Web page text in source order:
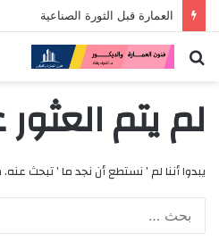
العمارة قبل الثورة الصناعية
بحث
لم يتم
يبدوا أننا لم ’ نستطع أن نجد ما ’ تبحث